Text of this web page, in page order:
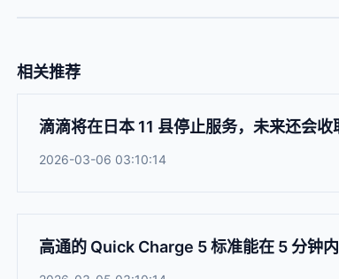
相关推荐
滴滴将在日本 11 县停止服务，未来还会收
2026-03-06 03:10:14
高通的 Quick Charge 5 标准能在 5 分钟